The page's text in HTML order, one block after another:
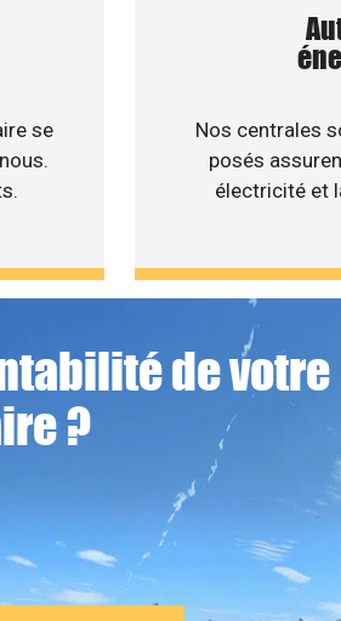
se
Nos centrales
posés
électricité et
de votre
?